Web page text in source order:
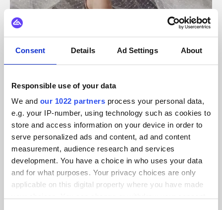
Consent Details Ad Settings About
Responsible use of your data
We and our 1022 partners process your personal data,
e.g. your IP-number, using technology such as cookies to
store and access information on your device in order to
serve personalized ads and content, ad and content
measurement, audience research and services
development. You have a choice in who uses your data
and for what purposes. Your privacy choices are only
applicable on this digital property where you have made
Brautaccessoires
ShoeStories
Ermöglicht ShoeStories integrierte, kanalübergreifende
Einkaufserlebnisse in Echtzeit.